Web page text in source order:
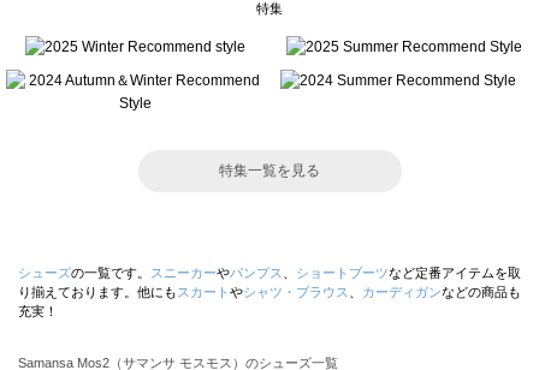
特集
特集一覧を見る
シューズの一覧です。 スニーカーやパンプス ショートブーツなど定番アイテムを取
り揃えております。他にも スカート やシャツ・ブラウス カーディガンなどの商品も
充実！
Samansa Mos2（サマンサ モスモス）のシューズ一覧